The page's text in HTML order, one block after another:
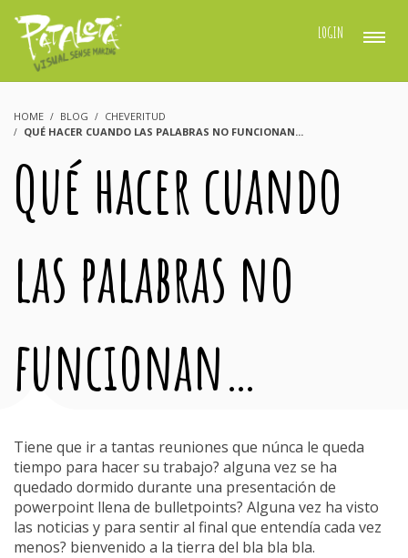
LOGIN
HOME BLOG
CHEVERITUD
QUÉ HACER CUANDO LAS PALABRAS NO FUNCIONAN...
Qué hacer cuando
las palabras no
funcionan…
Tiene que ir a tantas reuniones que núnca le queda
tiempo para hacer su trabajo? alguna vez se ha
quedado dormido durante una presentación de
powerpoint llena de bulletpoints? Alguna vez ha visto
las noticias y para sentir al final que entendía cada vez
menos? bienvenido a la tierra del bla bla bla.